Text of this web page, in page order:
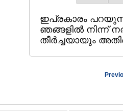
ഇപ്രകാരം
ഞങ്ങളില്‍ നിന്ന്‌
തീര്‍ച്ചയായും